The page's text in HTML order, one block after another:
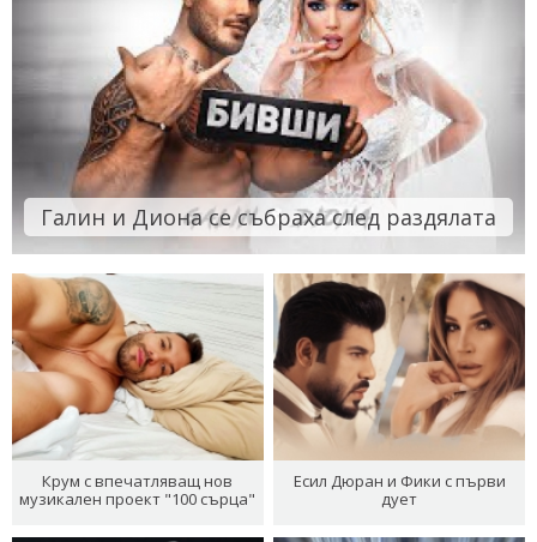
Галин и Диона се събраха след раздялата
Крум с впечатляващ нов
музикален проект "100 сърца"
Есил Дюран и Фики с първи
дует